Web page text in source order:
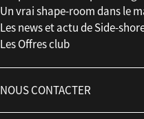
Un vrai shape-room dans le
Les news et actu de Side-
Les Offres club
NOUS CONTACTER